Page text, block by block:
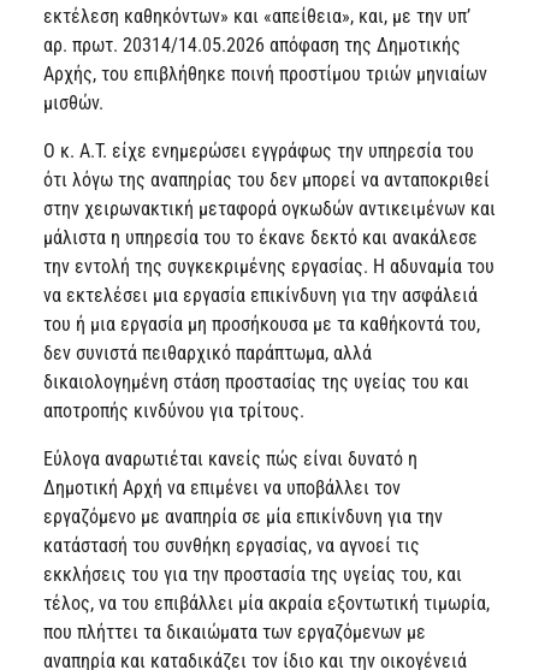
εκτέλεση καθηκόντων» και «απείθεια», και, με την υπ’
αρ. πρωτ. 20314/14.05.2026 απόφαση της Δημοτικής
Αρχής, του επιβλήθηκε ποινή προστίμου τριών μηνιαίων
μισθών.
Ο κ. Α.Τ. είχε ενημερώσει εγγράφως την υπηρεσία του
ότι λόγω της αναπηρίας του δεν μπορεί να ανταποκριθεί
στην χειρωνακτική μεταφορά ογκωδών αντικειμένων και
μάλιστα η υπηρεσία του το έκανε δεκτό και ανακάλεσε
την εντολή της συγκεκριμένης εργασίας. Η αδυναμία του
να εκτελέσει μια εργασία επικίνδυνη για την ασφάλειά
του ή μια εργασία μη προσήκουσα με τα καθήκοντά του,
δεν συνιστά πειθαρχικό παράπτωμα, αλλά
δικαιολογημένη στάση προστασίας της υγείας του και
αποτροπής κινδύνου για τρίτους.
Εύλογα αναρωτιέται κανείς πώς είναι δυνατό η
Δημοτική Αρχή να επιμένει να υποβάλλει τον
εργαζόμενο με αναπηρία σε μία επικίνδυνη για την
κατάστασή του συνθήκη εργασίας, να αγνοεί τις
εκκλήσεις του για την προστασία της υγείας του, και
τέλος, να του επιβάλλει μία ακραία εξοντωτική τιμωρία,
που πλήττει τα δικαιώματα των εργαζόμενων με
αναπηρία και καταδικάζει τον ίδιο και την οικογένειά